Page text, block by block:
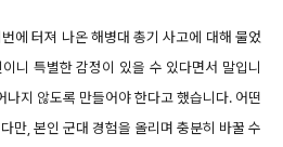
에 터져 나온 해병대 총기 사고에 대해 물었
니 특별한 감정이 있을 수 있다면서 말입니
나지 않도록 만들어야 한다고 했습니다. 어떤
만, 본인 군대 경험을 올리며 충분히 바꿀 수